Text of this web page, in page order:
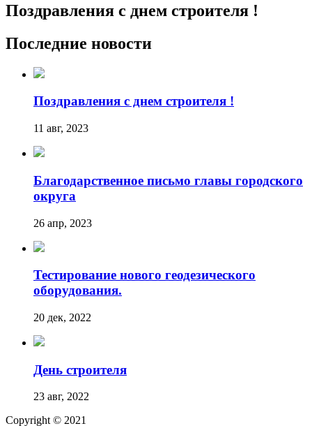
Поздравления с днем строителя !
Последние новости
Поздравления с днем строителя !
11 авг, 2023
Благодарственное письмо главы городского
округа
26 апр, 2023
Тестирование нового геодезического
оборудования.
20 дек, 2022
День строителя
23 авг, 2022
Copyright © 2021